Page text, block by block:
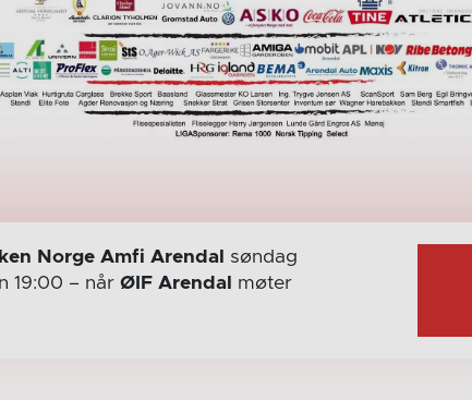
Norge Amfi Arendal
søndag
19:00 – når ØIF Arendal
møter